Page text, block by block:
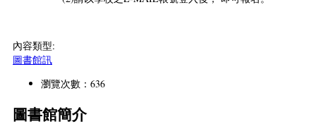
內容類型:
圖書館訊
瀏覽次數：636
圖書館簡介